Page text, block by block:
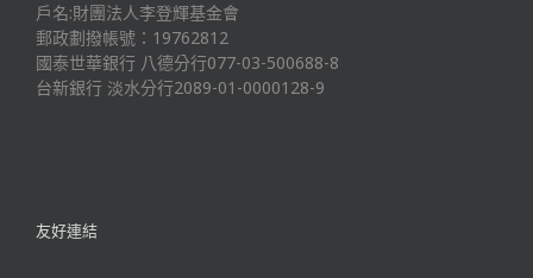
戶名:財團法人李登輝基金會
郵政劃撥帳號：19762812
國泰世華銀行 八德分行077-03-500688-8
台新銀行 淡水分行2089-01-0000128-9
友好連結